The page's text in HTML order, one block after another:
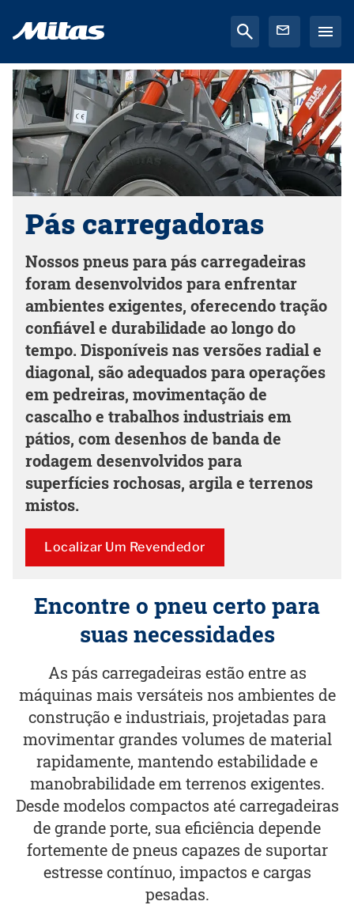
Pás carregadoras
Nossos pneus para pás carregadeiras
foram desenvolvidos para enfrentar
ambientes exigentes, oferecendo tração
confiável e durabilidade ao longo do
tempo. Disponíveis nas versões radial e
diagonal, são adequados para operações
em pedreiras, movimentação de
cascalho e trabalhos industriais em
pátios, com desenhos de banda de
rodagem desenvolvidos para
superfícies rochosas, argila e terrenos
mistos.
Localizar Um Revendedor
Encontre o pneu certo para
suas necessidades
As pás carregadeiras estão entre as
máquinas mais versáteis nos ambientes de
construção e industriais, projetadas para
movimentar grandes volumes de material
rapidamente, mantendo estabilidade e
manobrabilidade em terrenos exigentes.
Desde modelos compactos até carregadeiras
de grande porte, sua eficiência depende
fortemente de pneus capazes de suportar
estresse contínuo, impactos e cargas
pesadas.